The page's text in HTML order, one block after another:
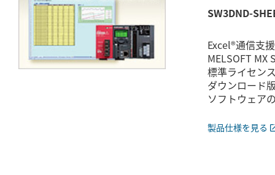
SW3DND-
Excel®通信支
MELSOFT MX
標準ライセン
ダウンロード
ソフトウェア
製品仕様を見る